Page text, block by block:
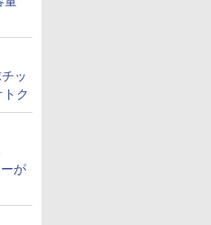
ッ
ク
が